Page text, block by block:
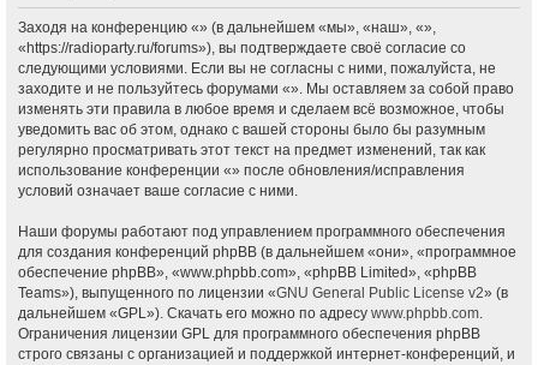
Заходя на конференцию «» (в дальнейшем «мы», «наш», «»,
«https://radioparty.ru/forums»), вы подтверждаете своё согласие со
следующими условиями. Если вы не согласны с ними, пожалуйста, не
заходите и не пользуйтесь форумами «». Мы оставляем за собой право
изменять эти правила в любое время и сделаем всё возможное, чтобы
уведомить вас об этом, однако с вашей стороны было бы разумным
регулярно просматривать этот текст на предмет изменений, так как
использование конференции «» после обновления/исправления
условий означает ваше согласие с ними.
Наши форумы работают под управлением программного обеспечения
для создания конференций phpBB (в дальнейшем «они», «программное
обеспечение phpBB», «www.phpbb.com», «phpBB Limited», «phpBB
Teams»), выпущенного по лицензии «GNU General Public License v2» (в
дальнейшем «GPL»). Скачать его можно по адресу www.phpbb.com.
Ограничения лицензии GPL для программного обеспечения phpBB
строго связаны с организацией и поддержкой интернет-конференций, и